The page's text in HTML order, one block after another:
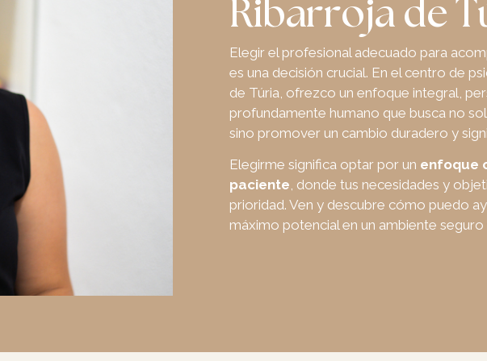
Ribarroja de
Elegir el profesional adecuado para
es una decisión crucial. En el centro de
de Túria, ofrezco un enfoque integral,
profundamente humano que busca no
sino promover un cambio duradero y
Elegirme significa optar por un enfoque
paciente, donde tus necesidades y
prioridad. Ven y descubre cómo puedo
máximo potencial en un ambiente